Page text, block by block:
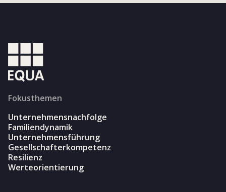
Fokusthemen
Unternehmensnachfolge
Familiendynamik
Unternehmensführung
Gesellschafterkompetenz
Resilienz
Werteorientierung